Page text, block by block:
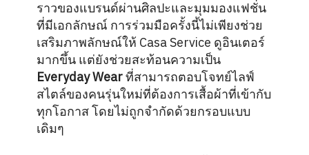
ราวของแบรนด์ผ่านศิลปะและมุมมองแฟชั่น
ที่มีเอกลักษณ์ การร่วมมือครั้งนี้ไม่เพียงช่วย
เสริมภาพลักษณ์ให้ Casa Service ดูอินเตอร์
มากขึ้น แต่ยังช่วยสะท้อนความเป็น
Everyday Wearที่สามารถตอบโจทย์ไลฟ์
สไตล์ของคนรุ่นใหม่ที่ต้องการเสื้อผ้าที่เข้ากับ
ทุกโอกาส โดยไม่ถูกจำกัดด้วยกรอบแบบ
เดิมๆ